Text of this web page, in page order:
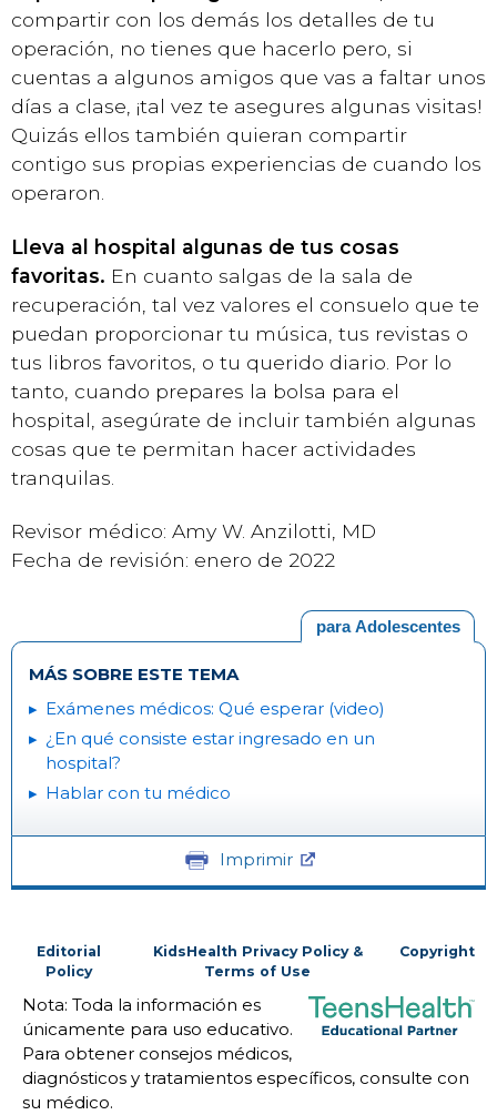
compartir con los demás los detalles de tu
operación, no tienes que hacerlo pero, si
cuentas a algunos amigos que vas a faltar unos
días a clase, ¡tal vez te asegures algunas visitas!
Quizás ellos también quieran compartir
contigo sus propias experiencias de cuando los
operaron.
Lleva al hospital algunas de tus cosas
favoritas. En cuanto salgas de la sala de
recuperación, tal vez valores el consuelo que te
puedan proporcionar tu música, tus revistas o
tus libros favoritos, o tu querido diario. Por lo
tanto, cuando prepares la bolsa para el
hospital, asegúrate de incluir también algunas
cosas que te permitan hacer actividades
tranquilas.
Revisor médico: Amy W. Anzilotti, MD
Fecha de revisión: enero de 2022
para Adolescentes
MÁS SOBRE ESTE TEMA
Exámenes médicos: Qué esperar (video)
¿En qué consiste estar ingresado en un
hospital?
Hablar con tu médico
Imprimir
Editorial
Policy
KidsHealth Privacy Policy &
Terms of Use
Copyright
Nota: Toda la información es
únicamente para uso educativo.
Para obtener consejos médicos,
diagnósticos y tratamientos específicos, consulte con
su médico.